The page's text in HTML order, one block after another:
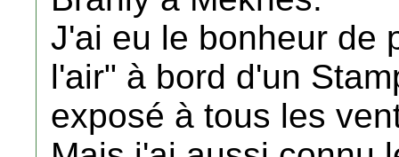
J'ai eu le bonheur de
l'air" à bord d'un
exposé à tous les